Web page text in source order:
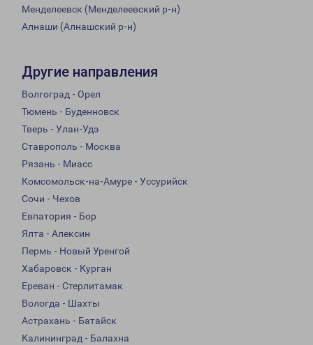
Менделеевск (Менделеевский р-н)
Алнаши (Алнашский р-н)
Другие направления
Волгоград - Орел
Тюмень - Буденновск
Тверь - Улан-Удэ
Ставрополь - Москва
Рязань - Миасс
Комсомольск-на-Амуре - Уссурийск
Сочи - Чехов
Евпатория - Бор
Ялта - Алексин
Пермь - Новый Уренгой
Хабаровск - Курган
Ереван - Стерлитамак
Вологда - Шахты
Астрахань - Батайск
Калининград - Балахна